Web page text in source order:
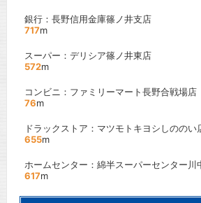
銀行：長野信用金庫篠ノ井支店
717m
スーパー：デリシア篠ノ井東店
572m
コンビニ：ファミリーマート長野合戦場店
76m
ドラックストア：マツモトキヨシしののい
655m
ホームセンター：綿半スーパーセンター川
617m